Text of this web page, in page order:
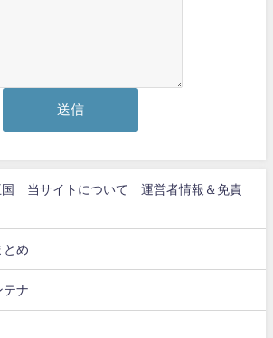
国 当サイトについて 運営者情報＆免責
とめ
テナ